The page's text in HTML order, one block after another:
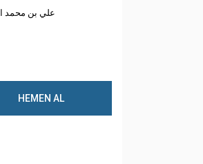
علي بن محمد
HEMEN AL